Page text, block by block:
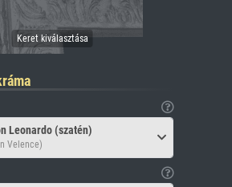
Leonardo (szatén)
Velence)